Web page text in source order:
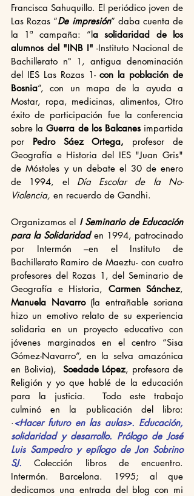
Francisca Sahuquillo. El periódico joven de
Las Rozas “De impresión” daba cuenta de
la 1ª campaña: ”la solidaridad de los
alumnos del "INB I" -Instituto Nacional de
Bachillerato nº 1, antigua denominación
del IES Las Rozas 1- con la población de
Bosnia”, con un mapa de la ayuda a
Mostar, ropa, medicinas, alimentos, Otro
éxito de participación fue la conferencia
sobre la Guerra de los Balcanes impartida
por Pedro Sáez Ortega, profesor de
Geografía e Historia del IES "Juan Gris"
de Móstoles y un debate el 30 de enero
de 1994, el Día Escolar de la No-
Violencia, en recuerdo de Gandhi.
Organizamos el I Seminario de Educación
para la Solidaridad en 1994, patrocinado
por Intermón –en el Instituto de
Bachillerato Ramiro de Maeztu- con cuatro
profesores del Rozas 1, del Seminario de
Geografía e Historia, Carmen Sánchez
Manuela Navarro (la entrañable soriana
hizo un emotivo relato de su experiencia
solidaria en un proyecto educativo con
jóvenes marginados en el centro “Sisa
Gómez-Navarro”, en la selva amazónica
en Bolivia), Soedade López, profesora de
Religión y yo que hablé de la educación
para la justicia.  Todo este trabajo
culminó en la publicación del libro:
· <Hacer futuro en las aulas>. Educación,
solidaridad y desarrollo. Prólogo de José
Luis Sampedro y epílogo de Jon Sobrino
SJ. Colección libros de encuentro.
Intermón. Barcelona. 1995; al que
dedicamos una entrada del blog con mi